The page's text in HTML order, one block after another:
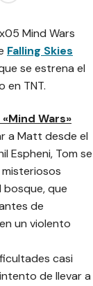
Falling Skies
se estrena el
en TNT.
Wars»
a Matt desde el
Espheni, Tom se
que
de
un violento
casi
de llevar a